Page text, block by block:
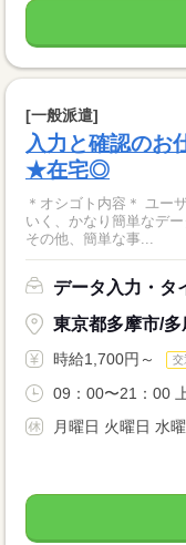
[一般派遣]
入力と確認のお
★在宅◎
＊オシゴト内容＊ ユーザー情報を専用フォームに そのまま入力して
いく、かなり簡単なデ
その他、簡単な事...
データ入力・タ
東京都多摩市/多
時給1,700円～ 交
09：00〜21：00
月曜日 火曜日 水